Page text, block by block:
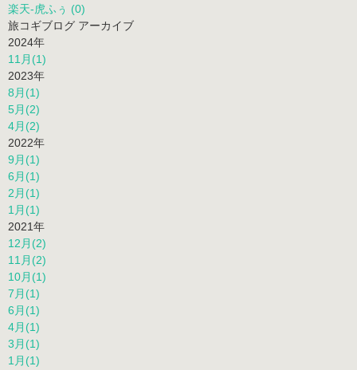
楽天-虎ふぅ (0)
旅コギブログ アーカイブ
2024年
11月(1)
2023年
8月(1)
5月(2)
4月(2)
2022年
9月(1)
6月(1)
2月(1)
1月(1)
2021年
12月(2)
11月(2)
10月(1)
7月(1)
6月(1)
4月(1)
3月(1)
1月(1)